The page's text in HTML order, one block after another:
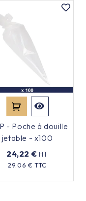
- Poche à douille
jetable - x100
24,22 € HT
29.06 € TTC
Prix